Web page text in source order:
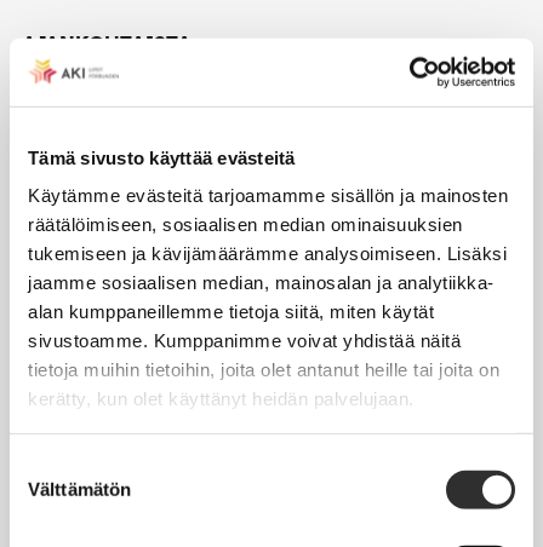
Tämä sivusto käyttää evästeitä
Käytämme evästeitä tarjoamamme sisällön ja mainosten
räätälöimiseen, sosiaalisen median ominaisuuksien
tukemiseen ja kävijämäärämme analysoimiseen. Lisäksi
jaamme sosiaalisen median, mainosalan ja analytiikka-
alan kumppaneillemme tietoja siitä, miten käytät
sivustoamme. Kumppanimme voivat yhdistää näitä
tietoja muihin tietoihin, joita olet antanut heille tai joita on
kerätty, kun olet käyttänyt heidän palvelujaan.
valinta
Välttämätön
AJANKOHTAISTA
Crux-lehti
JOBI
TYÖELÄMÄOPAS
Työnhaku
KirVESTES 2025-2028, KJTES sekä muut työ- ja